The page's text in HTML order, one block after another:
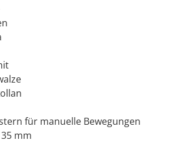
für manuelle Bewegungen
mm